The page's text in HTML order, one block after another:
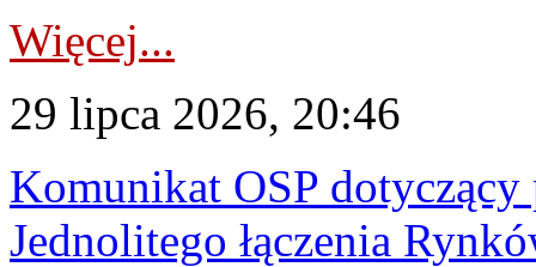
Więcej...
29 lipca 2026, 20:46
Komunikat OSP
Jednolitego łączenia